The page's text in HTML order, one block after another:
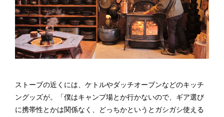
ストーブの近くには、ケトルやダッチオーブンなどのキッチ
ングッズが。「僕はキャンプ場とか行かないので、ギア選び
に携帯性とかは関係なく、どっちかというとガシガシ使える